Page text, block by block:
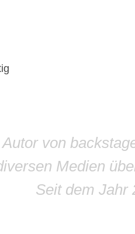
von
Medien
Seit dem Jahr